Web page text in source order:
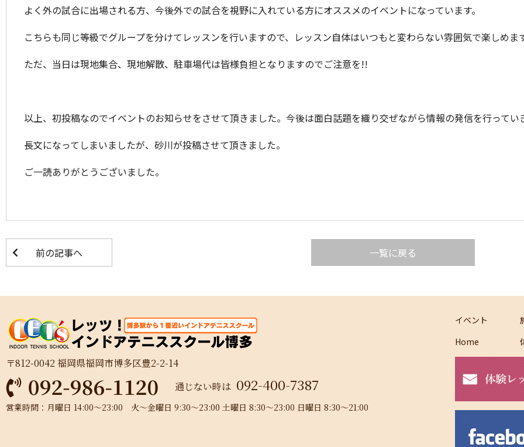
よく外の試合に出場される方、今後外での試合を視野に入れている方にオススメのイベントになっています。
こちらも同じ等級でグループを分けてレッスンを行いますので、レッスン自体はいつもと変わらない雰囲気で楽しめ
ただ、当日は現地集合、現地解散、駐車場代は皆様負担となりますのでご注意を!!
以上、初投稿なのでイベントのお知らせをさせて頂きました。今後は面白話題を織り交ぜながら情報の発信を行ってい
長文になってしまいましたが、砂川が投稿させて頂きました。
ご一読ありがとうございました。
前の記事へ 一覧に戻る
〒812-0042 福岡県福岡市博多区豊2-2-14
通じない時は 092-400-7387
営業時間：月曜日 14:00～23:00 火～金曜日 9:30～23:00 土曜日 8:30～23:00 日曜日 8:30～21:00
イベント
Home